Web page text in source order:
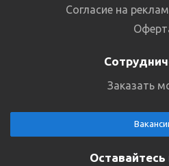
Согласие на
Заказать
Оставайтесь